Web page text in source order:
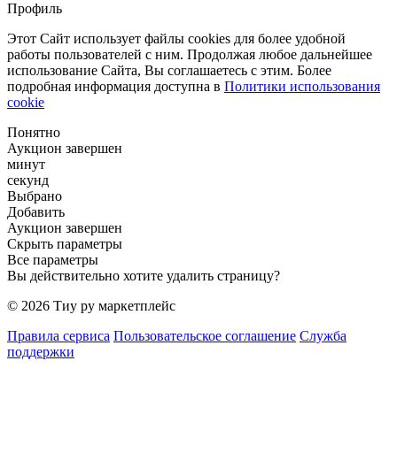
Профиль
Этот Сайт использует файлы cookies для более удобной
работы пользователей с ним. Продолжая любое дальнейшее
использование Сайта, Вы соглашаетесь с этим. Более
подробная информация доступна в Политики использования
cookie
Понятно
Аукцион завершен
минут
секунд
Выбрано
Добавить
Аукцион завершен
Скрыть параметры
Все параметры
Вы действительно хотите удалить страницу?
© 2026 Тиу ру маркетплейс
Правила сервиса Пользовательское соглашение Служба
поддержки